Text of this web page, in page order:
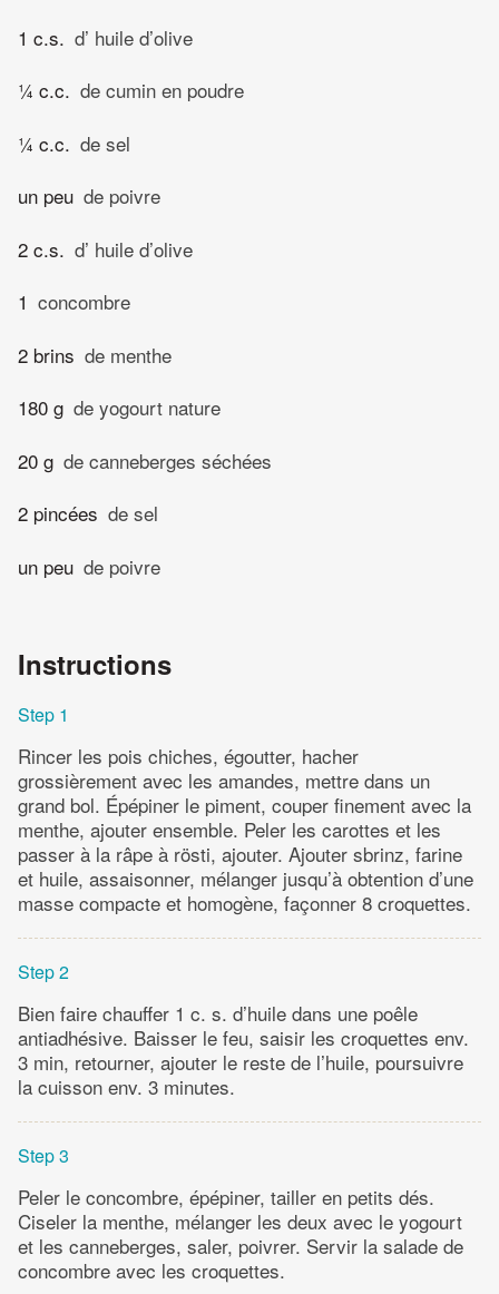
1 c.s. d’ huile d’olive
¼ c.c. de cumin en poudre
¼ c.c. de sel
un peu de poivre
2 c.s. d’ huile d’olive
1 concombre
2 brins de menthe
180 g de yogourt nature
20 g de canneberges séchées
2 pincées de sel
un peu de poivre
Instructions
Step 1
Rincer les pois chiches, égoutter, hacher
grossièrement avec les amandes, mettre dans un
grand bol. Épépiner le piment, couper finement avec la
menthe, ajouter ensemble. Peler les carottes et les
passer à la râpe à rösti, ajouter. Ajouter sbrinz, farine
et huile, assaisonner, mélanger jusqu’à obtention d’une
masse compacte et homogène, façonner 8 croquettes.
Step 2
Bien faire chauffer 1 c. s. d’huile dans une poêle
antiadhésive. Baisser le feu, saisir les croquettes env.
3 min, retourner, ajouter le reste de l’huile, poursuivre
la cuisson env. 3 minutes.
Step 3
Peler le concombre, épépiner, tailler en petits dés.
Ciseler la menthe, mélanger les deux avec le yogourt
et les canneberges, saler, poivrer. Servir la salade de
concombre avec les croquettes.